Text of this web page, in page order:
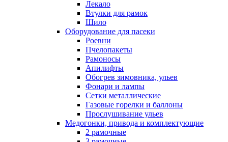
Лекало
Втулки для рамок
Шило
Оборудование для пасеки
Роевни
Пчелопакеты
Рамоносы
Апилифты
Обогрев зимовника, ульев
Фонари и лампы
Сетки металлические
Газовые горелки и баллоны
Прослушивание ульев
Медогонки, привода и комплектующие
2 рамочные